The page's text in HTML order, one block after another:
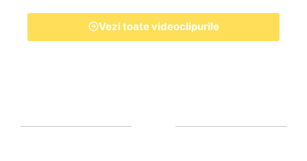
Vezi toate videoclipurile